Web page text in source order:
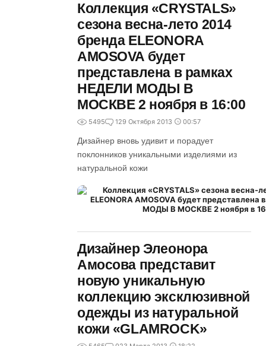
Коллекция «CRYSTALS»
сезона весна-лето 2014
бренда ELEONORA
AMOSOVA будет
представлена в рамках
НЕДЕЛИ МОДЫ В
МОСКВЕ 2 ноября в 16:00
5495 129 Октября 2013 00:57
Дизайнер вновь удивит и порадует
поклонников уникальными изделиями из
натуральной кожи
Дизайнер Элеонора
Амосова представит
новую уникальную
коллекцию эксклюзивной
одежды из натуральной
кожи «GLAMROCK»